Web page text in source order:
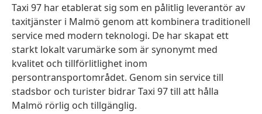
Taxi 97 har etablerat sig som en pålitlig leverantör av
taxitjänster i Malmö genom att kombinera traditionell
service med modern teknologi. De har skapat ett
starkt lokalt varumärke som är synonymt med
kvalitet och tillförlitlighet inom
persontransportområdet. Genom sin service till
stadsbor och turister bidrar Taxi 97 till att hålla
Malmö rörlig och tillgänglig.